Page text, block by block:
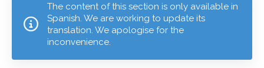
The content of this section is only available in
Spanish. We are working to update its
translation. We apologise for the
inconvenience.